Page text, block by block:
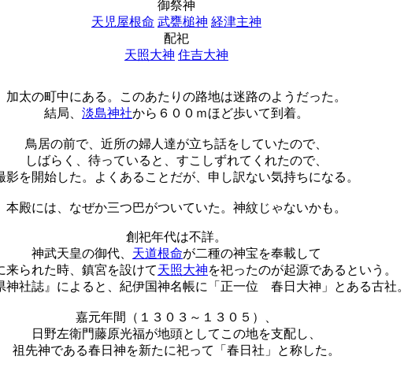
御祭神
天児屋根命 武甕槌神 経津主神
配祀
天照大神 住吉大神
加太の町中にある。このあたりの路地は迷路のようだった。
結局、 淡島神社から６００ｍほど歩いて到着。
鳥居の前で、近所の婦人達が立ち話をしていたので、
しばらく、待っていると、すこしずれてくれたので、
影を開始した。よくあることだが、申し訳ない気持ちになる。
本殿には、なぜか三つ巴がついていた。神紋じゃないかも。
創祀年代は不詳。
神武天皇の御代、 天道根命が二種の神宝を奉載して
来られた時、鎮宮を設けて天照大神を祀ったのが起源であるという。
神社誌』によると、紀伊国神名帳に「正一位 春日大神」とある古社。
嘉元年間（１３０３～１３０５）、
日野左衛門藤原光福が地頭としてこの地を支配し、
祖先神である春日神を新たに祀って「春日社」と称した。